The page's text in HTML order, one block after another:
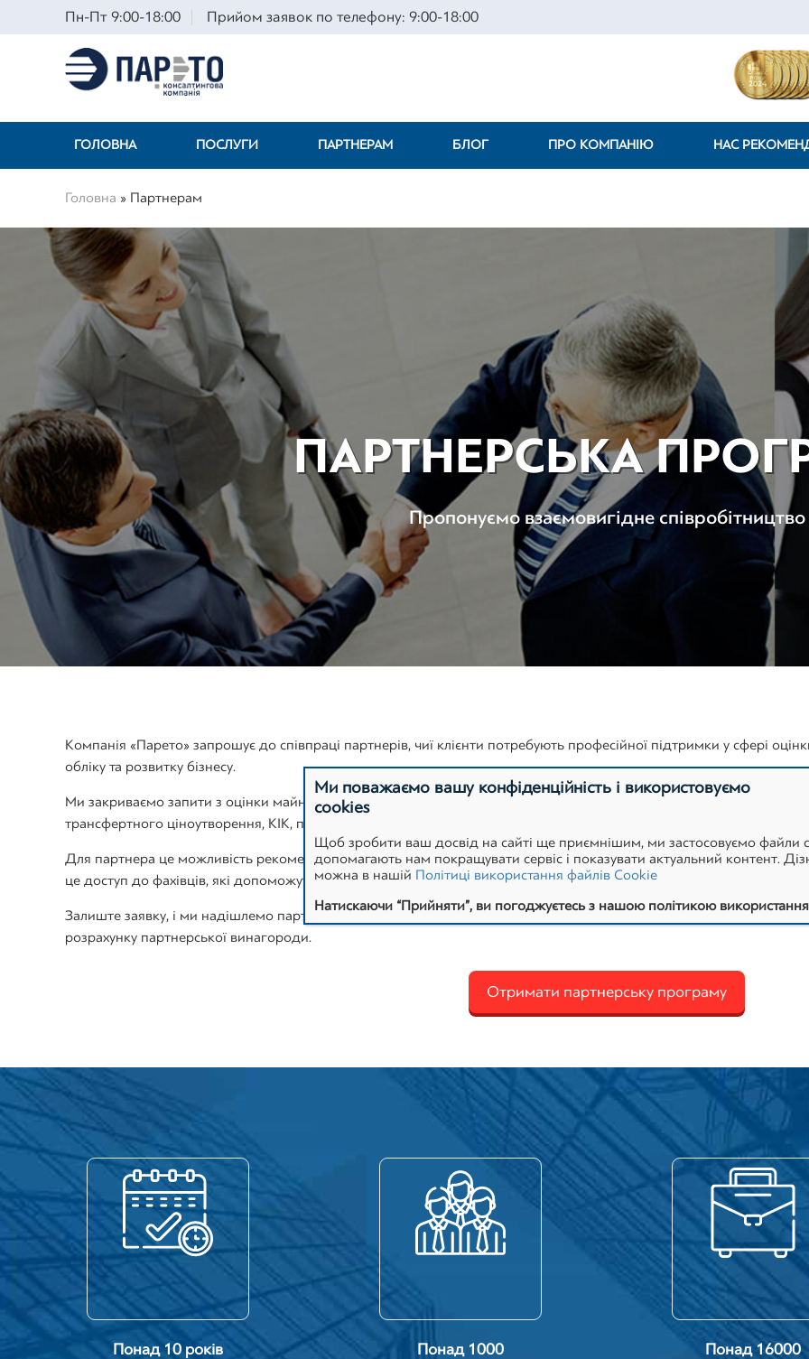
Пн-Пт 9:00-18:00 Прийом заявок по телефону: 9:00-18:00
ГОЛОВНА ПОСЛУГИ ПАРТНЕРАМ БЛОГ ПРО КОМПАНІЮ НАС
Головна » Партнерам
ПАРТНЕРСЬКА
Пропонуємо взаємовигідне співробітництво
Компанія «Парето» запрошує до співпраці партнерів, чиї клієнти потребують професійної підтримки у сфері
обліку та розвитку бізнесу.
Ми закриваємо запити з оцінки майна, бізнесу, корпоративних прав, нематеріальних активів, транспорту,
трансфертного ціноутворення, КІК, податкового консалтингу, податкового аудиту, МСФЗ, бізнес-планування та
Для партнера це можливість рекомендувати клієнтам надійну команду, розширити власну експертизу та
це доступ до фахівців, які допоможуть оцінити активи, зменшити податкові ризики, підготувати звітність,
Залиште заявку, і ми надішлемо партнерську програму на вашу електронну пошту. У ній Ви знайдете умови
розрахунку партнерської винагороди.
Отримати партнерську програму
Понад 10 років
Понад 1000
Понад 16000
Ми поважаємо вашу конфіденційність і використовуємо
cookies
Щоб зробити ваш досвід на сайті ще приємнішим, ми застосовуємо файли
допомагають нам покращувати сервіс і показувати актуальний контент.
можна в нашій Політиці використання файлів Cookie
Натискаючи “Прийняти”, ви погоджуєтесь з нашою політикою